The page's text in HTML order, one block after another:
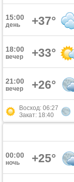
15:00
день +37°
18:00
вечер +33°
21:00
вечер +26°
Восход: 06:27
Закат: 18:40
00:00
ночь +25°